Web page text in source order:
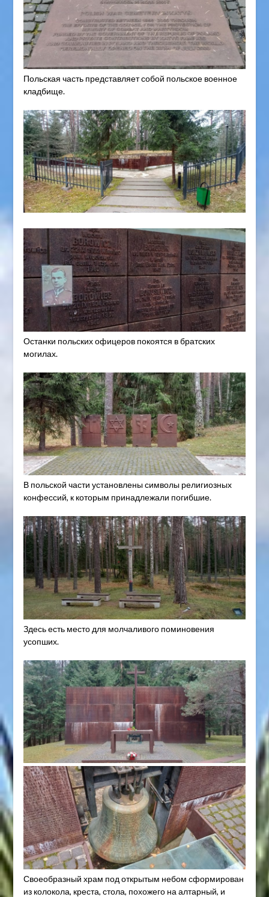
Польская часть представляет собой польское военное
кладбище.
Останки польских офицеров покоятся в братских
могилах.
В польской части установлены символы религиозных
конфессий, к которым принадлежали погибшие.
Здесь есть место для молчаливого поминовения
усопших.
Своеобразный храм под открытым небом сформирован
из колокола, креста, стола, похожего на алтарный, и